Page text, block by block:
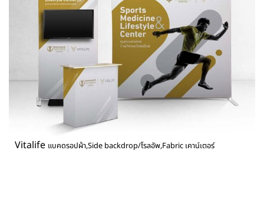
Vitalife แบคดรอปผ้า,Side backdrop/โรลอัพ,Fabric เคาน์เตอร์